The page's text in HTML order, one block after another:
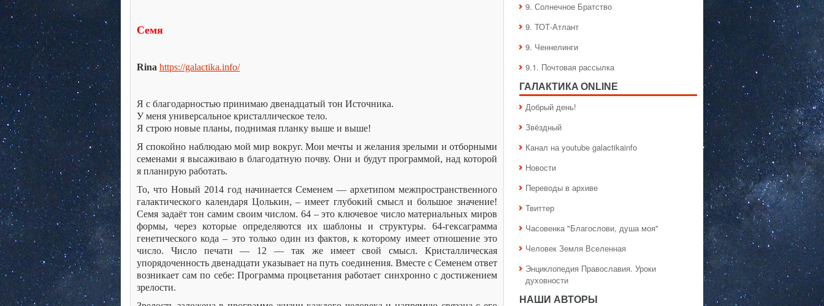
Семя
Rina https://galactika.info/
Я с благодарностью принимаю двенадцатый тон Источника.
У меня универсальное кристаллическое тело.
Я строю новые планы, поднимая планку выше и выше!
Я спокойно наблюдаю мой мир вокруг. Мои мечты и желания зрелыми и отборными
семенами я высаживаю в благодатную почву. Они и будут программой, над которой
я планирую работать.
То, что Новый 2014 год начинается Семенем — архетипом межпространственного
галактического календаря Цолькин, – имеет глубокий смысл и большое значение!
Семя задаёт тон самим своим числом. 64 – это ключевое число материальных миров
формы, через которые определяются их шаблоны и структуры. 64-гексаграмма
генетического кода – это только один из фактов, к которому имеет отношение это
число. Число печати — 12 — так же имеет свой смысл. Кристаллическая
упорядоченность двенадцати указывает на путь соединения. Вместе с Семенем ответ
возникает сам по себе: Программа процветания работает синхронно с достижением
зрелости.
9. Солнечное Братство
9. ТОТ-Атлант
9. Ченнелинги
9.1. Почтовая рассылка
ГАЛАКТИКA ONLINE
Добрый день!
Звёздный
Канал на youtube galactikainfo
Новости
Переводы в архиве
Твиттер
Часовенка "Благослови, душа моя"
Человек Земля Вселенная
Энциклопедия Православия. Уроки
духовности
НАШИ АВТОРЫ